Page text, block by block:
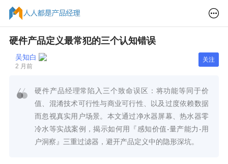
硬件产品定义最常犯的三个认知错误
吴知白
2 月前
关注
硬件产品经理常陷入三个致命误区：将功能等同于价
值、混淆技术可行性与商业可行性、以及过度依赖数据
而忽视真实用户场景。本文通过净水器屏幕、热水器零
冷水等实战案例，揭示如何用『感知价值-量产能力-用
户洞察』三重过滤器，避开产品定义中的隐形深坑。